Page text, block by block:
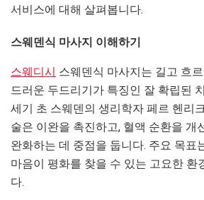
서비스에 대해 살펴봅니다.
스웨덴식 마사지 이해하기
스웨디시 스웨덴식 마사지는 길고 흐
드러운 두드리기가 특징인 잘 확립된
세기 초 스웨덴의 생리학자 페르 헨리
술은 이완을 촉진하고, 혈액 순환을 개
완화하는 데 중점을 둡니다. 주요 목표
마음이 평화를 찾을 수 있는 고요한 환
다.